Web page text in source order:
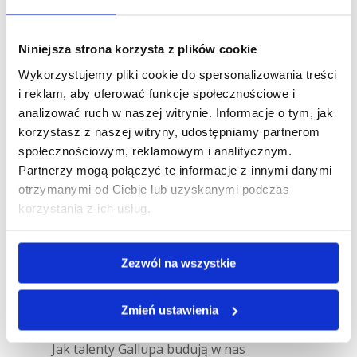
Niniejsza strona korzysta z plików cookie
Wykorzystujemy pliki cookie do spersonalizowania treści
i reklam, aby oferować funkcje społecznościowe i
analizować ruch w naszej witrynie. Informacje o tym, jak
korzystasz z naszej witryny, udostępniamy partnerom
społecznościowym, reklamowym i analitycznym.
Partnerzy mogą połączyć te informacje z innymi danymi
otrzymanymi od Ciebie lub uzyskanymi podczas
korzystania z ich usług.
Zezwól na wszystkie
Zmień ustawienia
swoich wyników CliftonStrengths, prawie
talenty Gallupa przed sobą – i co dalej?”....
Obserwuj mnie
Ostatnie wpisy
Talenty kontrastowe: dlaczego kłócimy
się, choć chcemy tego samego?
Jak talenty Gallupa budują w nas